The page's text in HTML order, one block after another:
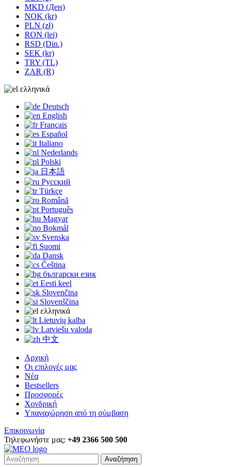
MKD (Ден)
NOK (kr)
PLN (zł)
RON (lei)
RSD (Din.)
SEK (kr)
TRY (TL)
ZAR (R)
ελληνικά
Deutsch
English
Français
Español
Italiano
Nederlands
Polski
日本語
Русский
Türkçe
Română
Português
Magyar
Bokmål
Svenska
Suomi
Dansk
Čeština
български език
Eesti keel
Slovenčina
Slovenščina
ελληνικά
Lietuvių kalba
Latviešu valoda
中文
Αρχική
Οι επιλογές μας
Νέα
Bestsellers
Προσφορές
Χονδρική
Υπαναχώρηση από τη σύμβαση
Επικοινωνία
Τηλεφωνήστε μας: +49 2366 500 500
Αναζήτηση